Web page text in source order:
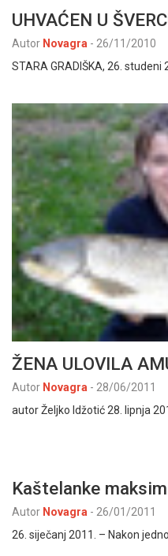
UHVAĆEN U
Autor Novagra - 26/11/2010
STARA GRADIŠKA, 26.
ŽENA ULOVILA
Autor Novagra - 28/06/2011
autor Željko Idžotić 28. lipnja
Kaštelanke
Autor Novagra - 26/01/2011
26. siječanj 2011. – Nakon